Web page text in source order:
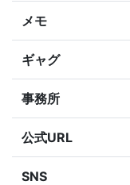
メモ
ギャグ
事務所
公式URL
SNS